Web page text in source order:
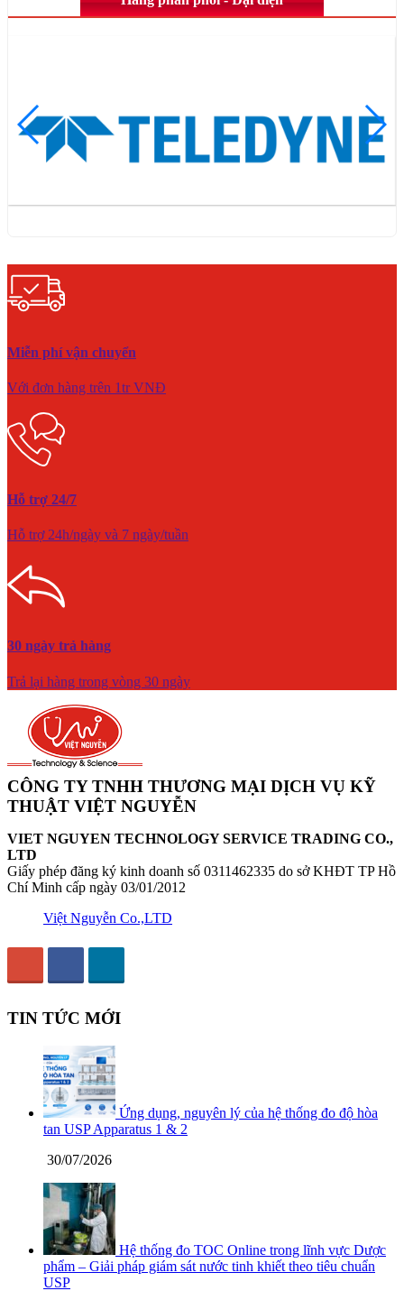
Miễn phí vận chuyển
Với đơn hàng trên 1tr VNĐ
Hỗ trợ 24/7
Hỗ trợ 24h/ngày và 7 ngày/tuần
30 ngày trả hàng
Trả lại hàng trong vòng 30 ngày
CÔNG TY TNHH THƯƠNG MẠI DỊCH VỤ KỸ
THUẬT VIỆT NGUYỄN
VIET NGUYEN TECHNOLOGY SERVICE TRADING CO.,
LTD
Giấy phép đăng ký kinh doanh số 0311462335 do sở KHĐT TP Hồ
Chí Minh cấp ngày 03/01/2012
Việt Nguyễn Co.,LTD
TIN TỨC MỚI
Ứng dụng, nguyên lý của hệ thống đo độ hòa
tan USP Apparatus 1 & 2
30/07/2026
Hệ thống đo TOC Online trong lĩnh vực Dược
phẩm – Giải pháp giám sát nước tinh khiết theo tiêu chuẩn
USP